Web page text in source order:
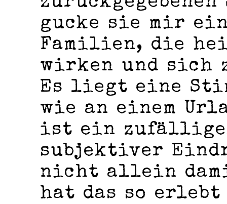
gucke sie mir
Familien, die
wirken und sich
Es liegt eine
wie an einem
ist ein
subjektiver
nicht allein
hat das so